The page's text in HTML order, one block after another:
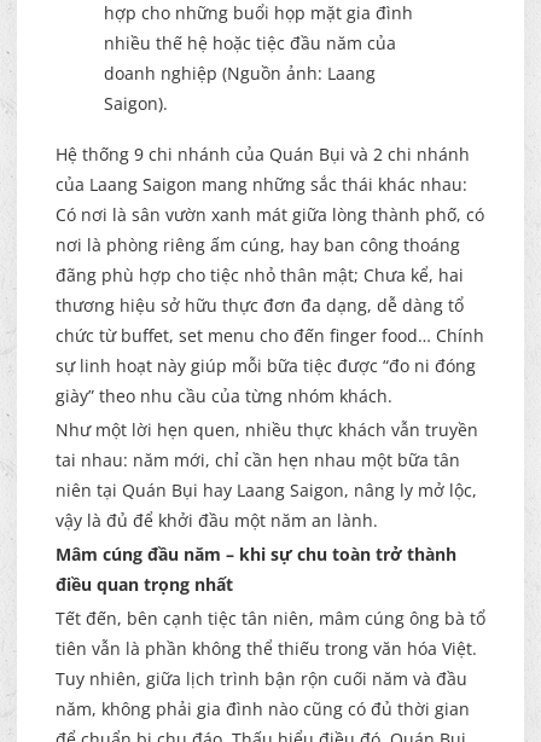
hợp cho những buổi họp mặt gia đình
nhiều thế hệ hoặc tiệc đầu năm của
doanh nghiệp (Nguồn ảnh: Laang
Saigon).
Hệ thống 9 chi nhánh của Quán Bụi và 2 chi nhánh
của Laang Saigon mang những sắc thái khác nhau:
Có nơi là sân vườn xanh mát giữa lòng thành phố, có
nơi là phòng riêng ấm cúng, hay ban công thoáng
đãng phù hợp cho tiệc nhỏ thân mật; Chưa kể, hai
thương hiệu sở hữu thực đơn đa dạng, dễ dàng tổ
chức từ buffet, set menu cho đến finger food… Chính
sự linh hoạt này giúp mỗi bữa tiệc được “đo ni đóng
giày” theo nhu cầu của từng nhóm khách.
Như một lời hẹn quen, nhiều thực khách vẫn truyền
tai nhau: năm mới, chỉ cần hẹn nhau một bữa tân
niên tại Quán Bụi hay Laang Saigon, nâng ly mở lộc,
vậy là đủ để khởi đầu một năm an lành.
Mâm cúng đầu năm – khi sự chu toàn trở thành
điều quan trọng nhất
Tết đến, bên cạnh tiệc tân niên, mâm cúng ông bà tổ
tiên vẫn là phần không thể thiếu trong văn hóa Việt.
Tuy nhiên, giữa lịch trình bận rộn cuối năm và đầu
năm, không phải gia đình nào cũng có đủ thời gian